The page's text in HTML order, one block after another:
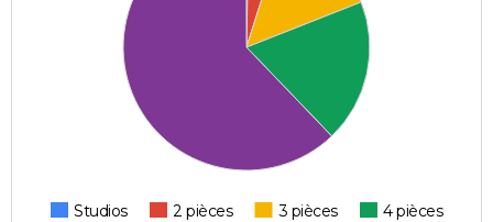
Studios 2 pièces 3 pièces
4 pièces